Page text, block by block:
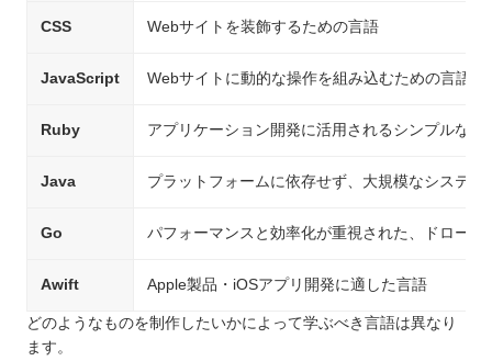
CSS Webサイトを装飾するための言語
JavaScript Webサイトに動的な操作を組み込むための言語
Ruby アプリケーション開発に活用されるシンプルな言
Java プラットフォームに依存せず、大規模なシステ
Go パフォーマンスと効率化が重視された、ドロー
Awift Apple製品・iOSアプリ開発に適した言語
どのようなものを制作したいかによって学ぶべき言語は異なり
ます。